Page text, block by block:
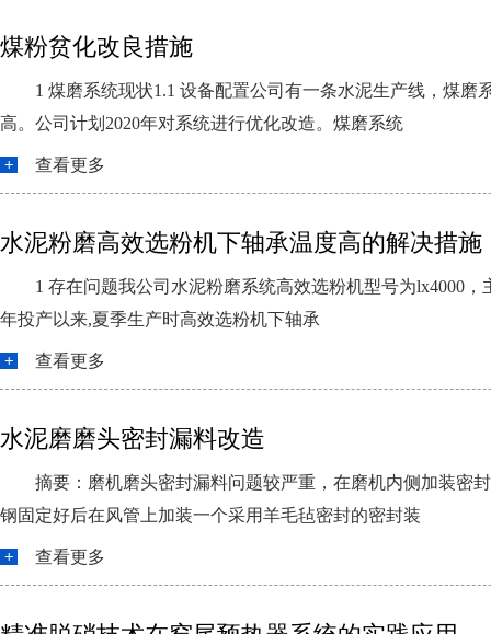
煤粉贫化改良措施
1 煤磨系统现状1.1 设备配置公司有一条水泥生产线，煤
高。公司计划2020年对系统进行优化改造。煤磨系统
查看更多
水泥粉磨高效选粉机下轴承温度高的解决措施
1 存在问题我公司水泥粉磨系统高效选粉机型号为lx4000
年投产以来,夏季生产时高效选粉机下轴承
查看更多
水泥磨磨头密封漏料改造
摘要：磨机磨头密封漏料问题较严重，在磨机内侧加装密
钢固定好后在风管上加装一个采用羊毛毡密封的密封装
查看更多